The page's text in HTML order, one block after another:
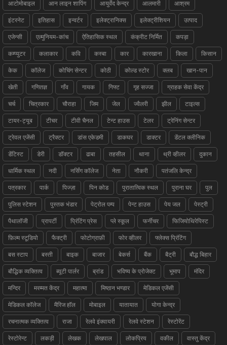
आटोमोबाइल आन लाइन शापिंग आयुर्वेद केन्द्र आलमारी आश्रम
इंटरनेट इतिहास इन्वर्टर इलेक्ट्रानिक्स इलेक्ट्रीशियन उत्पाद
एजेन्सी एल्मुनियम-कांच ऐतिहासिक स्थल कंक्रीट निर्मित कपड़ा
कम्प्युटर कलाकार कवि कस्बा कार कारखाना किला किसान
केक कॉलेज कोचिंग सेन्टर कोठी कोल्ड स्टोर क्लब खान-पान
खेती गणितज्ञ गाँव गायक गिफ्ट गृह सज्जा ग्राहक सेवा केंद्र
चर्च चित्रकार चौराहा जिम जेल ज्वैलरी झील टाइल्स
टायर-ट्यूब टीचर टीवी चैनल टेन्ट हाउस टेलर ट्रेनिंग सेन्टर
ट्रेवल एजेंसी ट्रैक्टर डांस एकेडमी डाकघर डाक्टर डेंटल क्लीनिक
डेंटिस्ट डेरी डॉक्टर ढाबा तहसील थाना थ्री व्हीलर दुकान
धार्मिक स्थल नदी नर्सिंग कॉलेज नेता नौकरी पतंजलि केन्द्र
पत्रकार पार्क पिज्ज़ा पिन कोड पुरातात्विक स्थल पुराना घर पुल
पुलिस स्टेशन पुस्तक भंडार पेट्रोल पम्प पेन्ट हाउस पेय जल पेस्ट्री
पैथालॉजी प्रापर्टी प्रिंटिंग प्रेस प्ले स्कूल फर्नीचर फिजियोथिरेपिस्ट
फ़िल्म स्टूडियो फैक्ट्री फोटोग्राफ़ी फोर व्हीलर फ्लेक्स प्रिंटिंग
बस स्टाप बस्ती बाइक बाजार बेकर्स बैंक बैट्री बौद्ध बिहार
बौद्धिक व्यक्तित्व ब्यूटी पार्लर ब्रांड भविष्य के प्रोजेक्ट भूमाप मंदिर
मन्दिर मरम्मत केंद्र महात्मा मिष्ठान भण्डार मेडिकल एजेंसी
मेडिकल कॉलेज मैरिज हॉल मोबाइल यातायात योगा केन्द्र
रचनात्मक व्यक्तित्व राजा रेलवे इंक्वायरी रेलवे स्टेशन रेस्टोरेंट
रेस्टोरेन्ट लकड़ी लेखक लेखपाल लोकप्रिय वकील वास्तु केंद्र